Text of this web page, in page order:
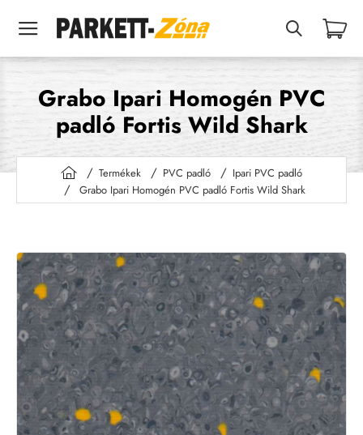
Grabo Ipari Homogén PVC
padló Fortis Wild Shark
h
Termékek PVC padló
Ipari PVC padló
Grabo Ipari Homogén PVC padló Fortis Wild Shark